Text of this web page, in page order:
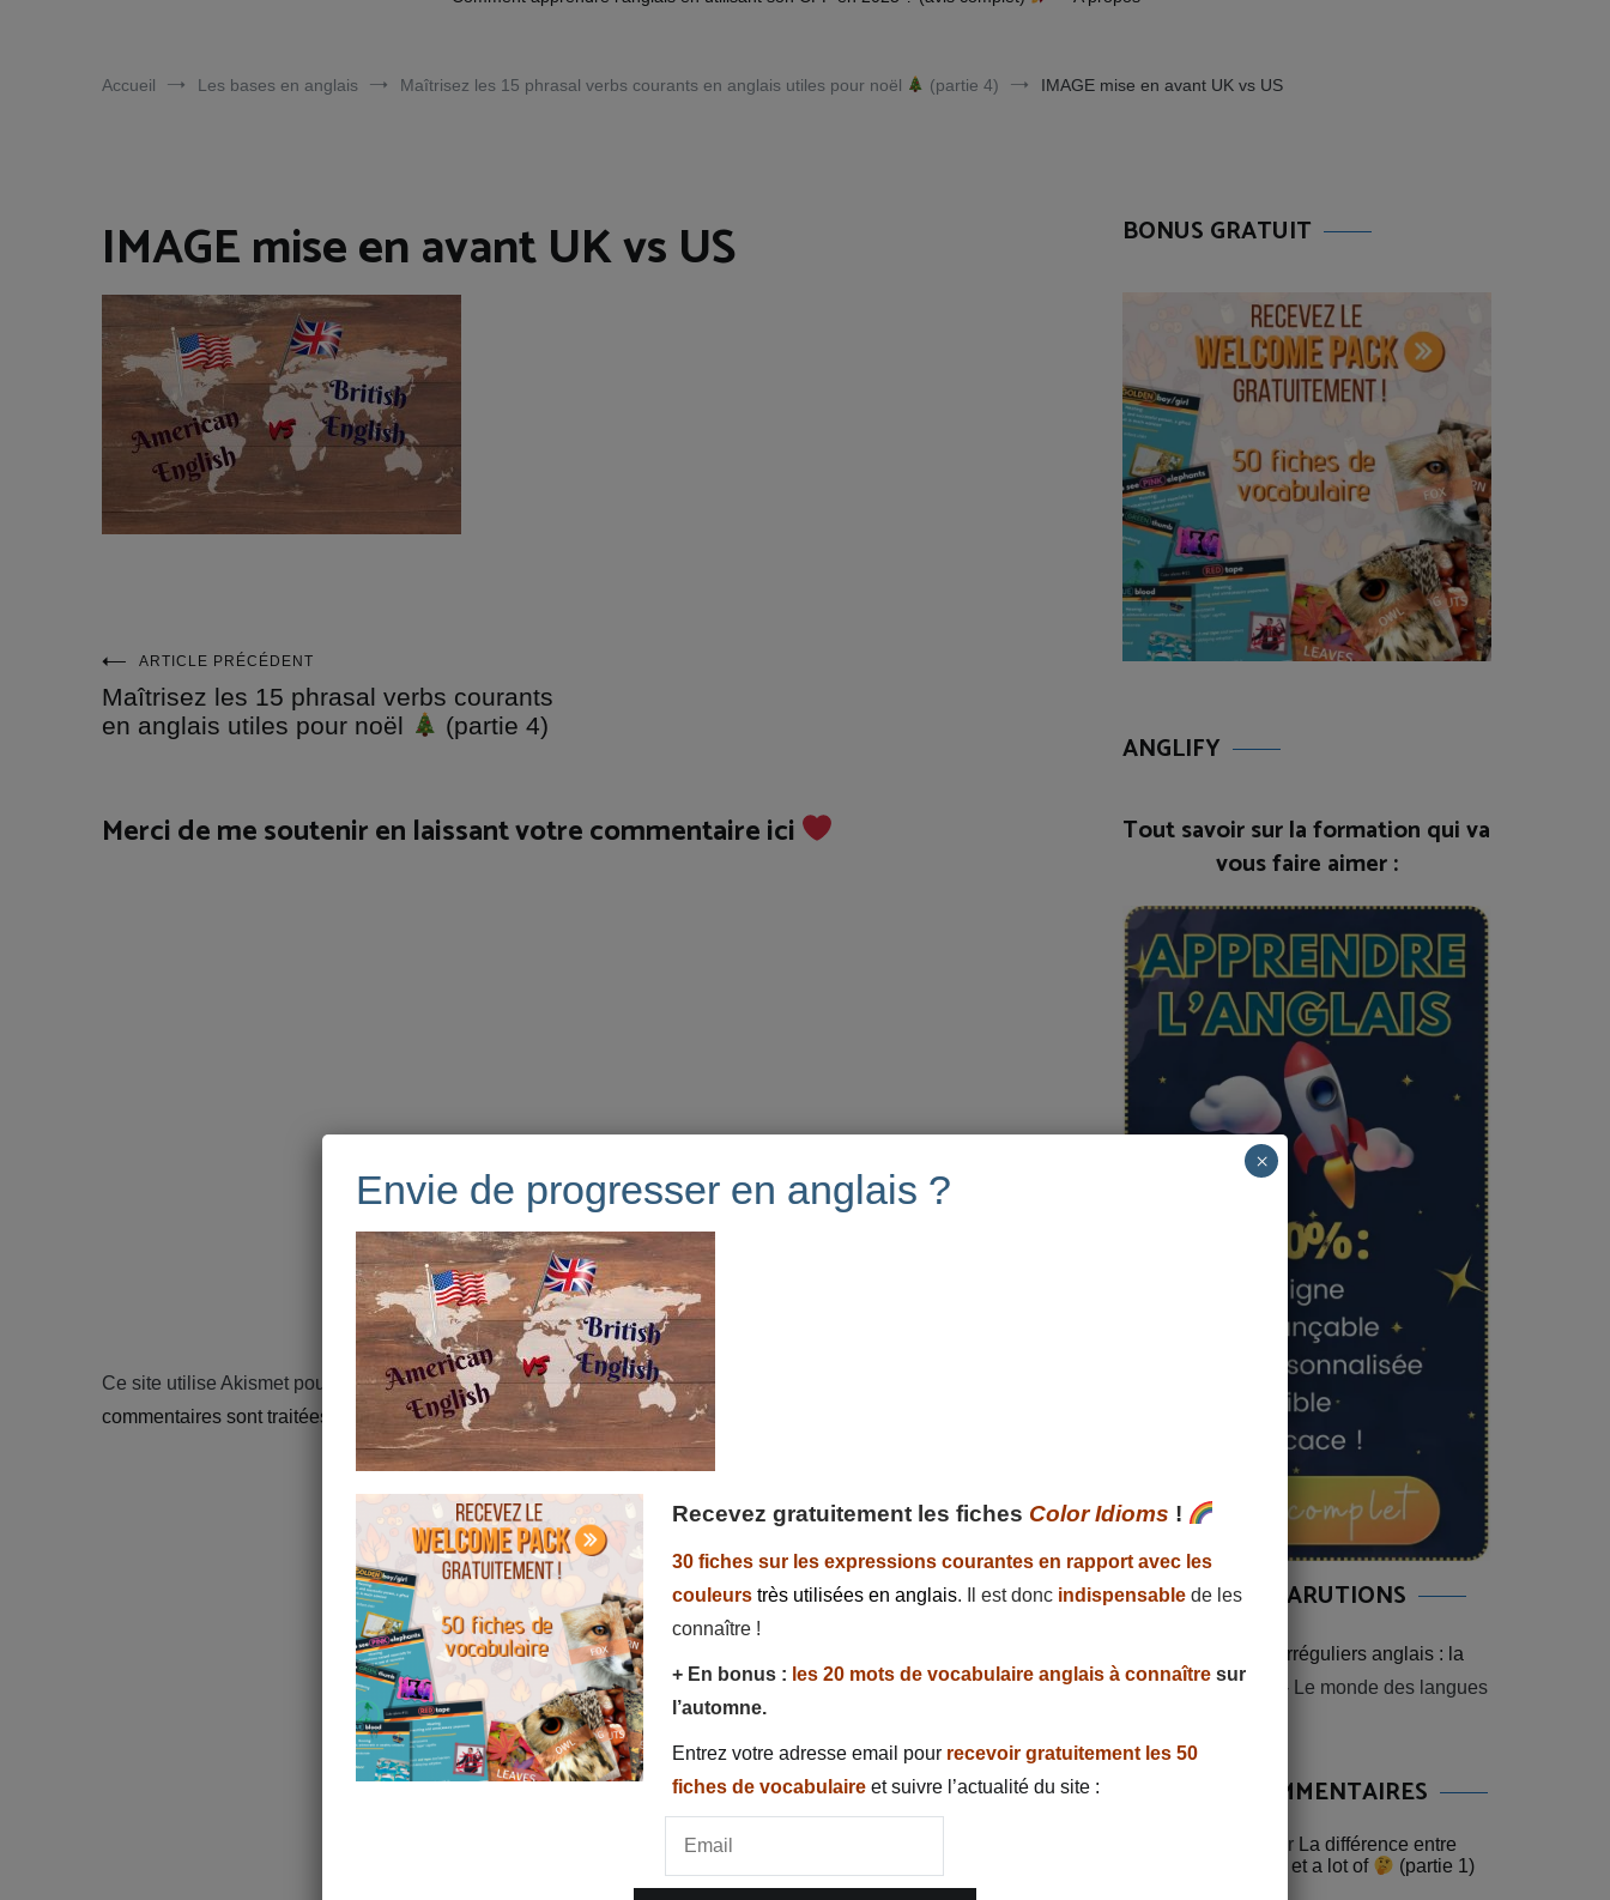
Accueil Les bases en anglais Maîtrisez les 15 phrasal verbs courants en anglais utiles pour noël (partie 4) IMAGE mise en avant UK vs US
IMAGE mise en avant UK vs US
Navigation
de
l’article
ARTICLE PRÉCÉDENT
Maîtrisez les 15 phrasal verbs courants
en anglais utiles pour noël
(partie 4)
Merci de me soutenir en laissant votre commentaire ici
Ce site utilise Akismet pour réduire les indésirables.En savoir plus sur la façon dont les données de vos
commentaires sont traitées
BONUS GRATUIT
ANGLIFY
Tout savoir sur la formation qui va
vous faire aimer :
MES AUTRES PARUTIONS
Retenir les verbes irréguliers anglais : la
méthode infaillible
- Le monde des langues
DERNIERS COMMENTAIRES
sur La différence entre
many, much et a lot of
(partie 1)
Envie de progresser en anglais ?
Recevez gratuitement les fiches Color Idioms !
30 fiches sur les expressions courantes en rapport avec les
couleurstrès utilisées en anglais. Il est donc indispensable de les
connaître !
+ En bonus : les 20 mots de vocabulaire anglais à connaîtresur
l’automne.
Entrez votre adresse email pour recevoir gratuitement les 50
fiches de vocabulaireet suivre l’actualité du site :
×